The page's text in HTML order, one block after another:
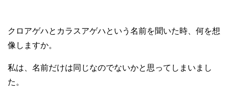
クロアゲハとカラスアゲハという名前を聞いた時、何を想
像しますか。
私は、名前だけは同じなのでないかと思ってしまいまし
た。